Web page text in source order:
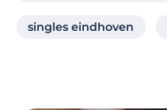
singles eindhoven